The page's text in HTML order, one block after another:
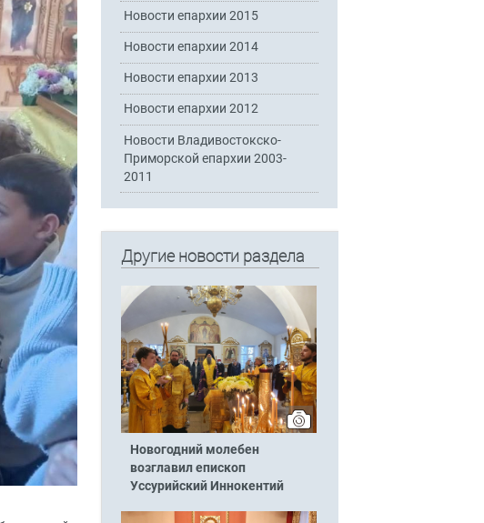
Новости епархии 2015
Новости епархии 2014
Новости епархии 2013
Новости епархии 2012
Новости Владивостокско-
Приморской епархии 2003-
2011
Другие новости раздела
Новогодний молебен
возглавил епископ
Уссурийский Иннокентий